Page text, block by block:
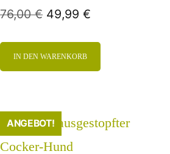
76,00€ 49,99 €
IN DEN WARENKORB
ANGEBOT!